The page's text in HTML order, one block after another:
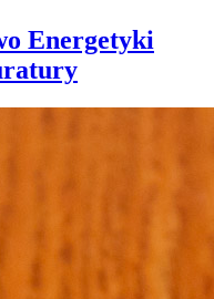
Energetyki